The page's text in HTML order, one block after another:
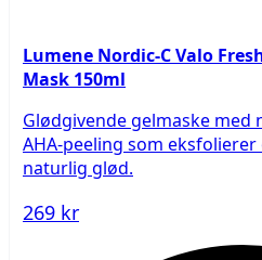
Lumene Nordic-C Valo
Mask 150ml
Glødgivende gelmaske
AHA-peeling som
naturlig glød.
269 kr